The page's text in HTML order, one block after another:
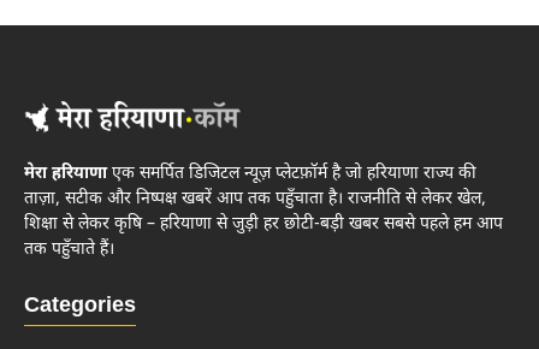
मेरा हरियाणाएक समर्पित डिजिटल न्यूज़ प्लेटफ़ॉर्म है जो हरियाणा राज्य की
ताज़ा, सटीक और निष्पक्ष खबरें आप तक पहुँचाता है। राजनीति से लेकर खेल,
शिक्षा से लेकर कृषि – हरियाणा से जुड़ी हर छोटी-बड़ी खबर सबसे पहले हम आप
तक पहुँचाते हैं।
Categories